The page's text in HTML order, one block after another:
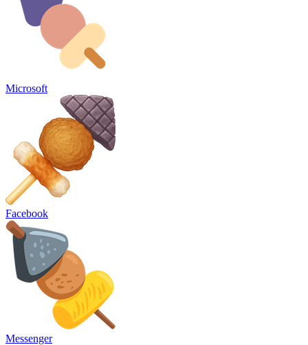
Microsoft
Facebook
Messenger